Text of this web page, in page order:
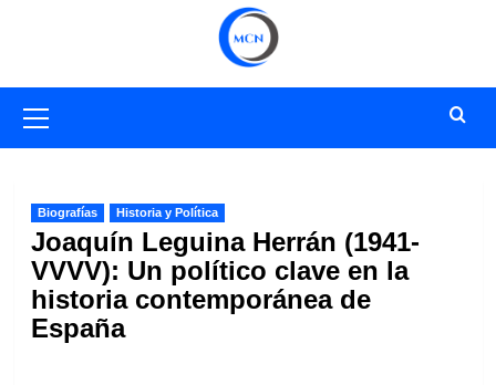
primario
Biografías Historia y Política
Joaquín Leguina Herrán (1941-
VVVV): Un político clave en la
historia contemporánea de
España